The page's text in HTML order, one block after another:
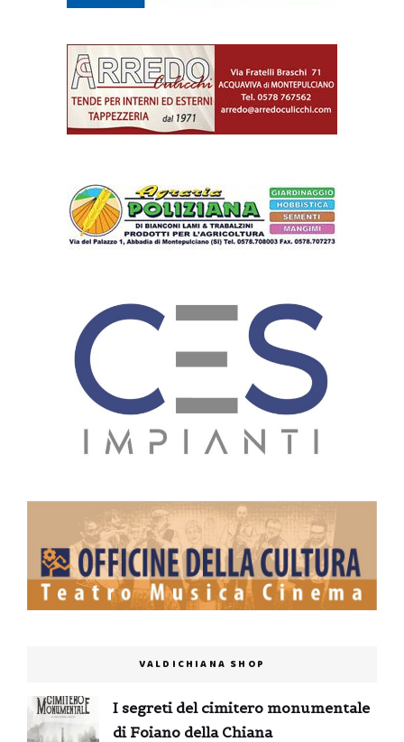
VALDICHIANA SHOP
I segreti del cimitero monumentale
di Foiano della Chiana